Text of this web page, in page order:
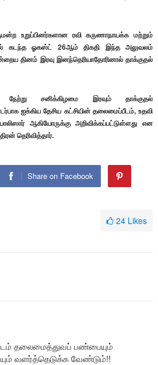
உறுப்பினர்களான ரவி கருணாநாயக்க மற்றும்
கடந்த ஓகஸ்ட் 26ஆம் திகதி இந்த அலுவலம்
தினம் இரவு இனந்தெரியாதோரினால் தாக்குதல்
சனிக்கிழமை இரவும் தாக்குதல்
ஐக்கிய தேசிய கட்சியின் தலைமைப்பீடம், உதவி
ஆகியோருக்கு அறிவிக்கப்பட்டுள்ளது என
தெரிவித்தார்.
Share on Facebook
24 Likes
தலைமைத்துவப் பண்பையும்
வளர்த்தெடுக்க வேண்டும்!!